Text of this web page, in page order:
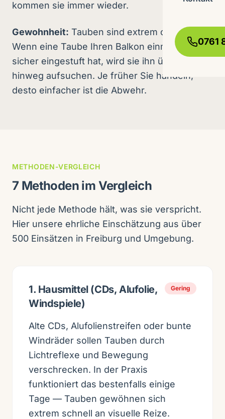
0761
kommen sie immer wieder.
Gewohnheit: Tauben sind extrem ortstreu.
Wenn eine Taube Ihren Balkon einmal als
sicher eingestuft hat, wird sie ihn über Jahre
hinweg aufsuchen. Je früher Sie handeln,
desto einfacher ist die Abwehr.
METHODEN-VERGLEICH
7 Methoden im Vergleich
Nicht jede Methode hält, was sie verspricht.
Hier unsere ehrliche Einschätzung aus über
500 Einsätzen in Freiburg und Umgebung.
1. Hausmittel (CDs, Alufolie,
Windspiele)
Gering
Alte CDs, Alufolienstreifen oder bunte
Windräder sollen Tauben durch
Lichtreflexe und Bewegung
verschrecken. In der Praxis
funktioniert das bestenfalls einige
Tage — Tauben gewöhnen sich
extrem schnell an visuelle Reize.